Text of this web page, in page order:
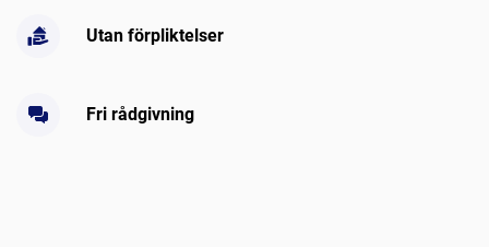
Utan förpliktelser
Fri rådgivning